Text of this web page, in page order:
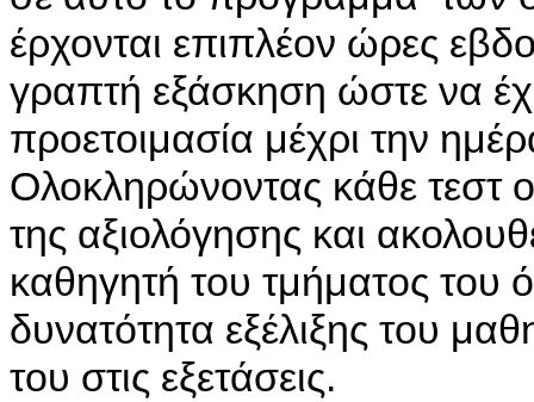
έρχονται επιπλέον ώρες
γραπτή εξάσκηση ώστε να
προετοιμασία μέχρι την
Ολοκληρώνοντας κάθε τεστ
της αξιολόγησης και
καθηγητή του τμήματος του
δυνατότητα εξέλιξης του
του στις εξετάσεις.